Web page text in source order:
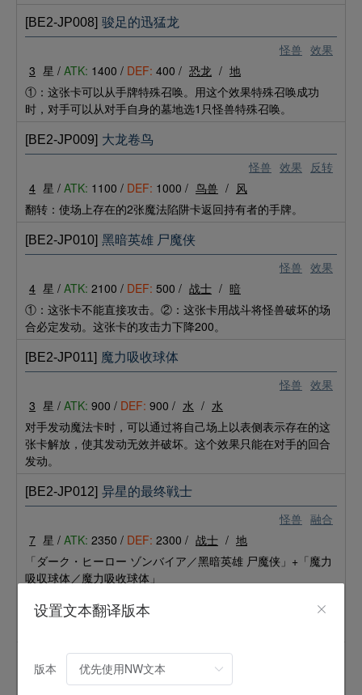
怪兽 效果
[BE2-JP008] 骏足的迅猛龙
3 星 / ATK: 1400 / DEF: 400 / 恐龙 / 地
①：这张卡可以从手牌特殊召唤。用这个效果特殊召唤成功
时，对手可以从对手自身的墓地选1只怪兽特殊召唤。
怪兽 效果 反转
[BE2-JP009] 大龙卷鸟
4 星 / ATK: 1100 / DEF: 1000 / 鸟兽 / 风
翻转：使场上存在的2张魔法陷阱卡返回持有者的手牌。
怪兽 效果
[BE2-JP010] 黑暗英雄 尸魔侠
4 星 / ATK: 2100 / DEF: 500 / 战士 / 暗
①：这张卡不能直接攻击。②：这张卡用战斗将怪兽破坏的场
合必定发动。这张卡的攻击力下降200。
怪兽 效果
[BE2-JP011] 魔力吸收球体
3 星 / ATK: 900 / DEF: 900 / 水 / 水
对手发动魔法卡时，可以通过将自己场上以表侧表示存在的这
张卡解放，使其发动无效并破坏。这个效果只能在对手的回合
发动。
怪兽 融合
[BE2-JP012] 异星的最终戦士
7 星 / ATK: 2350 / DEF: 2300 / 战士 / 地
「ダーク・ヒーロー ゾンバイア／黑暗英雄 尸魔侠」+「魔力
吸収球体／魔力吸收球体」
全部破坏。只要这张卡在场上以表侧表示存在，双方不能召
设置文本翻译版本
版本